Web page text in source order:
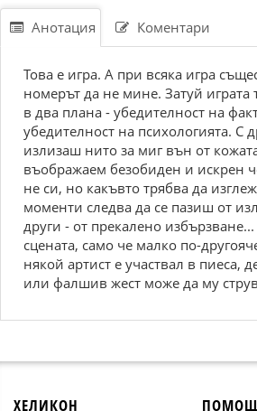
Анотация Коментари
Това е игра. А при всяка игра
номерът да не мине. Затуй играта
в два плана - убедителност на
убедителност на психологията. С
излизаш нито за миг вън от
въображаем безобиден и искрен
не си, но какъвто трябва да
моменти следва да се пазиш от
други - от прекалено
сцената, само че малко по-
някой артист е участвал в пиеса,
или фалшив жест може да му
ХЕЛИКОН ПОМОЩ